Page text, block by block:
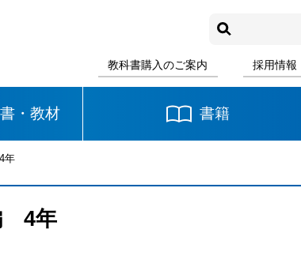
教科書購入のご案内 採用情報
校
・教材 書籍
年
4年